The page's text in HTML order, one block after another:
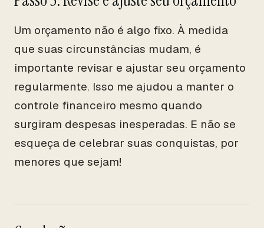
Um orçamento não é algo fixo. À medida
que suas circunstâncias mudam, é
importante revisar e ajustar seu orçamento
regularmente. Isso me ajudou a manter o
controle financeiro mesmo quando
surgiram despesas inesperadas. E não se
esqueça de celebrar suas conquistas, por
menores que sejam!